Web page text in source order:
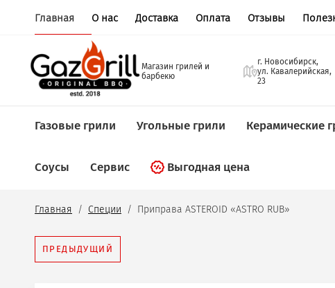
Главная О нас Доставка Оплата Отзывы
Магазин грилей и
г.
ул.
Газовые грили Угольные грили Керамические
Соусы Сервис Выгодная цена
Главная
  /
Специи
  /  Приправа ASTEROID «ASTRO RUB»
ПРЕДЫДУЩИЙ